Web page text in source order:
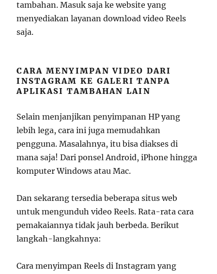
tambahan. Masuk saja ke website yang
menyediakan layanan download video Reels
saja.
CARA MENYIMPAN VIDEO DARI
INSTAGRAM KE GALERI TANPA
APLIKASI TAMBAHAN LAIN
Selain menjanjikan penyimpanan HP yang
lebih lega, cara ini juga memudahkan
pengguna. Masalahnya, itu bisa diakses di
mana saja! Dari ponsel Android, iPhone hingga
komputer Windows atau Mac.
Dan sekarang tersedia beberapa situs web
untuk mengunduh video Reels. Rata-rata cara
pemakaiannya tidak jauh berbeda. Berikut
langkah-langkahnya:
Cara menyimpan Reels di Instagram yang